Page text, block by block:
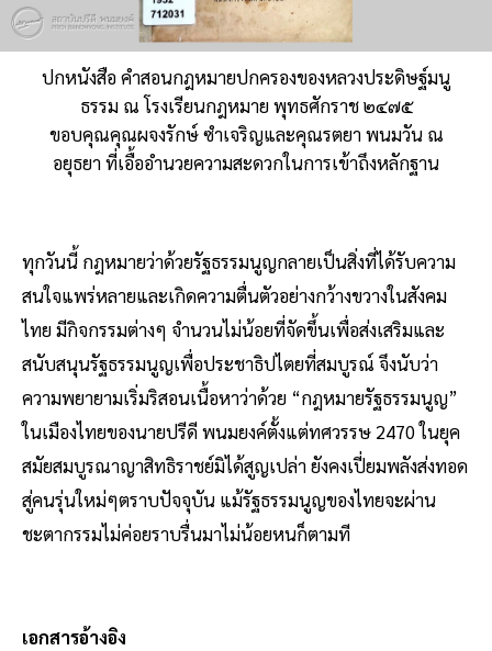
ปกหนังสือ คำสอนกฎหมายปกครองของหลวงประดิษฐ์มนู
ธรรม ณ โรงเรียนกฎหมาย พุทธศักราช ๒๔๗๕
ขอบคุณคุณผจงรักษ์ ซำเจริญและคุณรตยา พนมวัน ณ
อยุธยา ที่เอื้ออำนวยความสะดวกในการเข้าถึงหลักฐาน
ทุกวันนี้ กฎหมายว่าด้วยรัฐธรรมนูญกลายเป็นสิ่งที่ได้รับความ
สนใจแพร่หลายและเกิดความตื่นตัวอย่างกว้างขวางในสังคม
ไทย มีกิจกรรมต่างๆ จำนวนไม่น้อยที่จัดขึ้นเพื่อส่งเสริมและ
สนับสนุนรัฐธรรมนูญเพื่อประชาธิปไตยที่สมบูรณ์ จึงนับว่า
ความพยายามเริ่มริสอนเนื้อหาว่าด้วย “กฎหมายรัฐธรรมนูญ”
ในเมืองไทยของนายปรีดี พนมยงค์ตั้งแต่ทศวรรษ 2470 ในยุค
สมัยสมบูรณาญาสิทธิราชย์มิได้สูญเปล่า ยังคงเปี่ยมพลังส่งทอด
สู่คนรุ่นใหม่ๆตราบปัจจุบัน แม้รัฐธรรมนูญของไทยจะผ่าน
ชะตากรรมไม่ค่อยราบรื่นมาไม่น้อยหนก็ตามที
เอกสารอ้างอิง